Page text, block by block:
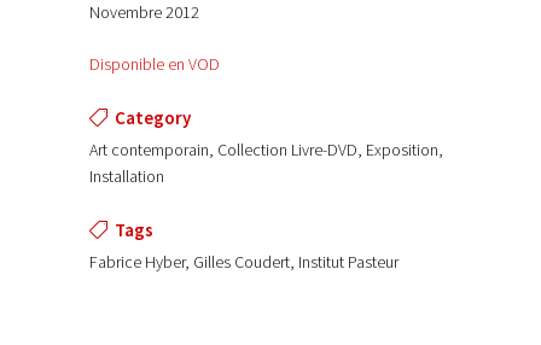
Novembre 2012
Disponible en VOD
Category
Art contemporain, Collection Livre-DVD, Exposition,
Installation
Tags
Fabrice Hyber, Gilles Coudert, Institut Pasteur